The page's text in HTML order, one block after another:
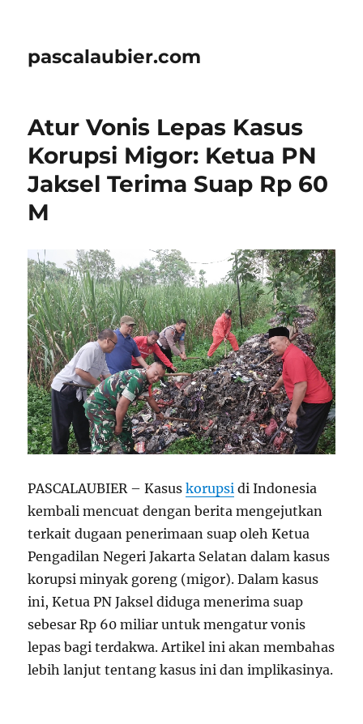
pascalaubier.com
Atur Vonis Lepas Kasus
Korupsi Migor: Ketua PN
Jaksel Terima Suap Rp 60
M
PASCALAUBIER – Kasuskorupsi di Indonesia
kembali mencuat dengan berita mengejutkan
terkait dugaan penerimaan suap oleh Ketua
Pengadilan Negeri Jakarta Selatan dalam kasus
korupsi minyak goreng (migor). Dalam kasus
ini, Ketua PN Jaksel diduga menerima suap
sebesar Rp 60 miliar untuk mengatur vonis
lepas bagi terdakwa. Artikel ini akan membahas
lebih lanjut tentang kasus ini dan implikasinya.